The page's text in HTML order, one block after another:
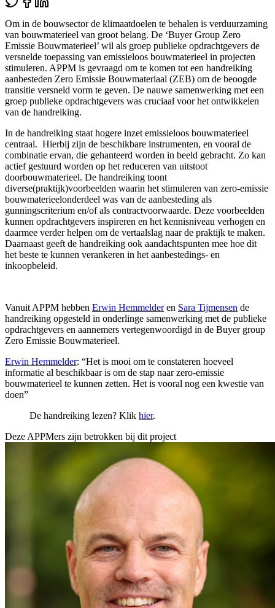
Om in de bouwsector de klimaatdoelen te behalen is verduurzaming
van bouwmaterieel van groot belang. De ‘Buyer Group Zero
Emissie Bouwmaterieel’ wil als groep publieke opdrachtgevers de
versnelde toepassing van emissieloos bouwmaterieel in projecten
stimuleren. APPM is gevraagd om te komen tot een handreiking
aanbesteden Zero Emissie Bouwmateriaal (ZEB) om de beoogde
transitie versneld vorm te geven. De nauwe samenwerking met een
groep publieke opdrachtgevers was cruciaal voor het ontwikkelen
van de handreiking.
In de handreiking staat hogere inzet emissieloos bouwmaterieel
centraal. Hierbij zijn de beschikbare instrumenten, en vooral de
combinatie ervan, die gehanteerd worden in beeld gebracht. Zo kan
actief gestuurd worden op het reduceren van uitstoot
doorbouwmaterieel. De handreiking toont
diverse(praktijk)voorbeelden waarin het stimuleren van zero-emissie
bouwmaterieelonderdeel was van de aanbesteding als
gunningscriterium en/of als contractvoorwaarde. Deze voorbeelden
kunnen opdrachtgevers inspireren en het kennisniveau verhogen en
daarmee verder helpen om de vertaalslag naar de praktijk te maken.
Daarnaast geeft de handreiking ook aandachtspunten mee hoe dit
het beste te kunnen verankeren in het aanbestedings- en
inkoopbeleid.
Vanuit APPM hebben Erwin Hemmelderen Sara Tijmensen de
handreiking opgesteld in onderlinge samenwerking met de publieke
opdrachtgevers en aannemers vertegenwoordigd in de Buyer group
Zero Emissie Bouwmaterieel.
Erwin Hemmelder: “Het is mooi om te constateren hoeveel
informatie al beschikbaar is om de stap naar zero-emissie
bouwmaterieel te kunnen zetten. Het is vooral nog een kwestie van
doen”
De handreiking lezen? Klik hier.
Deze APPMers zijn betrokken bij ditproject